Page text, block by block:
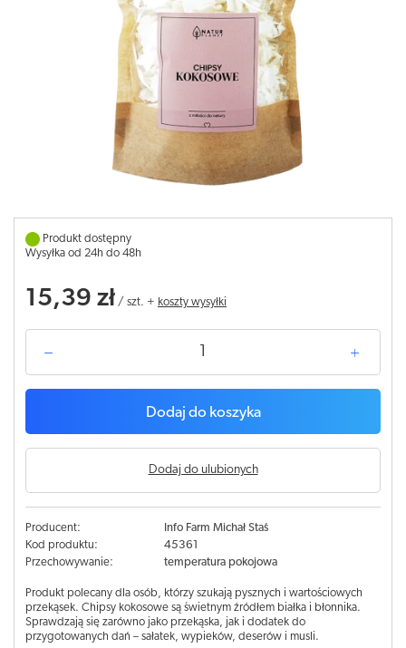
Produkt dostępny
Wysyłka od 24h do 48h
15,39 zł / szt. + koszty wysyłki
Dodaj do koszyka
Dodaj do ulubionych
Producent:
Info Farm Michał Staś
Kod produktu:
45361
Przechowywanie:
temperatura pokojowa
Produkt polecany dla osób, którzy szukają pysznych i wartościowych
przekąsek. Chipsy kokosowe są świetnym źródłem białka i błonnika.
Sprawdzają się zarówno jako przekąska, jak i dodatek do
przygotowanych dań – sałatek, wypieków, deserów i musli.